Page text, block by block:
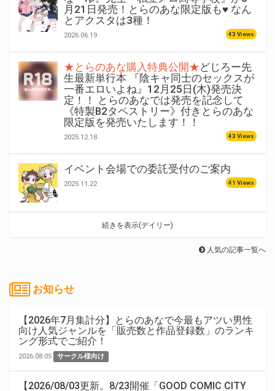
月21日発売！とらのあな限定版も♥ なん
とアクスタは3種！
2026.06.19 43 Views
★とらのあな購入特典公開★どじろー先
生最新単行本 『陰キャ同士のセックスが
一番エロいよね』12月25日(木)発売決
定！！ とらのあなでは発売を記念して
《特製B2タペストリー》付きとらのあな
限定版を発売いたします！！
2025.12.18 43 Views
イベント会場での委託受付のご案内
2025.11.22 41 Views
続きを表示(デイリー)
人気の記事一覧へ
お知らせ
【2026年7月集計分】とらのあなで今最もアツい男性
向け人気ジャンルを「販売数と作品登録数」のランキ
ング形式でご紹介！
2026.08.05 サークル様向け
【2026/08/03更新。8/23開催「GOOD COMIC CITY